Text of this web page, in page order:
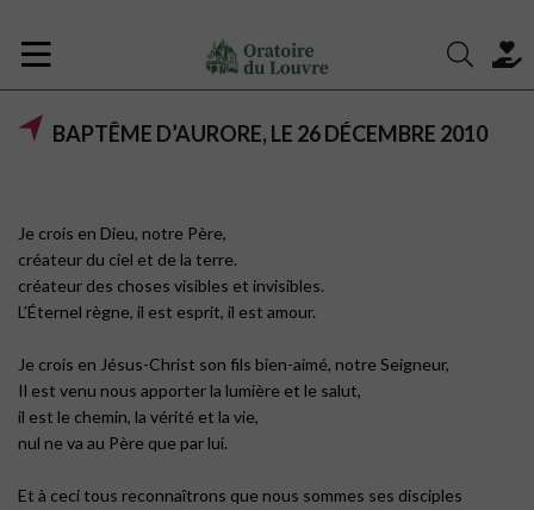
BAPTÊME D’AURORE, LE 26 DÉCEMBRE 2010
Je crois en Dieu, notre Père,
créateur du ciel et de la terre.
créateur des choses visibles et invisibles.
L’Éternel règne, il est esprit, il est amour.
Je crois en Jésus-Christ son fils bien-aimé, notre Seigneur,
Il est venu nous apporter la lumière et le salut,
il est le chemin, la vérité et la vie,
nul ne va au Père que par lui.
Et à ceci tous reconnaîtrons que nous sommes ses disciples